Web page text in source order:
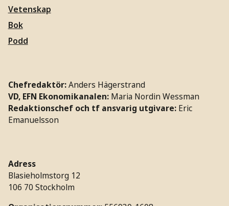
Vetenskap
Bok
Podd
Chefredaktör:Anders Hägerstrand
VD, EFN Ekonomikanalen: Maria Nordin Wessman
Redaktionschef och tf ansvarig utgivare: Eric
Emanuelsson
Adress
Blasieholmstorg 12
106 70 Stockholm